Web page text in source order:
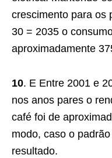
crescimento para os
30 = 2035 o
aproximadamente
10. E Entre 2001 e
nos anos pares o
café foi de
modo, caso o
resultado.